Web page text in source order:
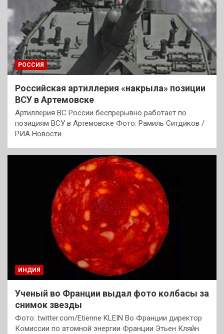
РОССИЯ
Российская артиллерия «накрыла» позиции
ВСУ в Артемовске
Артиллерия ВС России беспрерывно работает по
позициям ВСУ в Артемовске Фото: Рамиль Ситдиков /
РИА Новости…
ИНДИЯ
Ученый во Франции выдал фото колбасы за
снимок звезды
Фото: twitter.com/Etienne KLEIN Во Франции директор
Комиссии по атомной энергии Франции Этьен Кляйн